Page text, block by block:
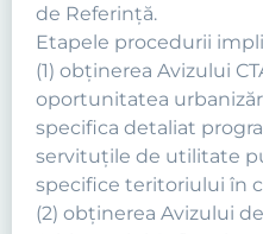
de Referinţă.
Etapele procedurii
(1) obţinerea Avizului
oportunitatea
specifica detaliat
servituţile de utilitate
specifice teritoriului în
(2) obţinerea Avizului